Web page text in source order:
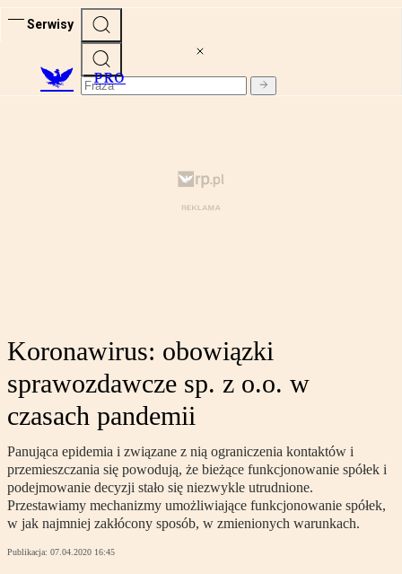
Serwisy
PRO
Koronawirus: obowiązki
sprawozdawcze sp. z o.o. w
czasach pandemii
Panująca epidemia i związane z nią ograniczenia kontaktów i
przemieszczania się powodują, że bieżące funkcjonowanie spółek i
podejmowanie decyzji stało się niezwykle utrudnione.
Przestawiamy mechanizmy umożliwiające funkcjonowanie spółek,
w jak najmniej zakłócony sposób, w zmienionych warunkach.
Publikacja: 07.04.2020 16:45